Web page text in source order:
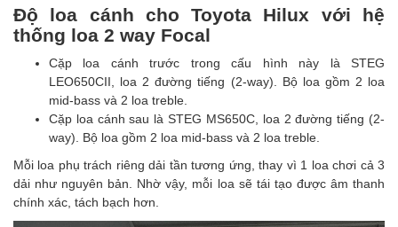
Độ loa cánh cho Toyota Hilux với hệ
thống loa 2 way Focal
Cặp loa cánh trước trong cấu hình này là STEG
LEO650CII, loa 2 đường tiếng (2-way). Bộ loa gồm 2 loa
mid-bass và 2 loa treble.
Cặp loa cánh sau là STEG MS650C, loa 2 đường tiếng (2-
way). Bộ loa gồm 2 loa mid-bass và 2 loa treble.
Mỗi loa phụ trách riêng dải tần tương ứng, thay vì 1 loa chơi cả 3
dải như nguyên bản. Nhờ vậy, mỗi loa sẽ tái tạo được âm thanh
chính xác, tách bạch hơn.